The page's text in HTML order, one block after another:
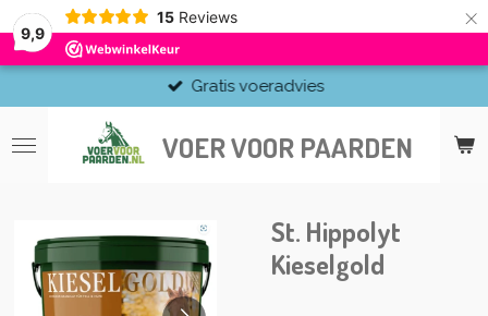
9,9
15 Reviews ×
VOER VOOR PAARDEN
Gratis voeradvies
St. Hippolyt
Kieselgold